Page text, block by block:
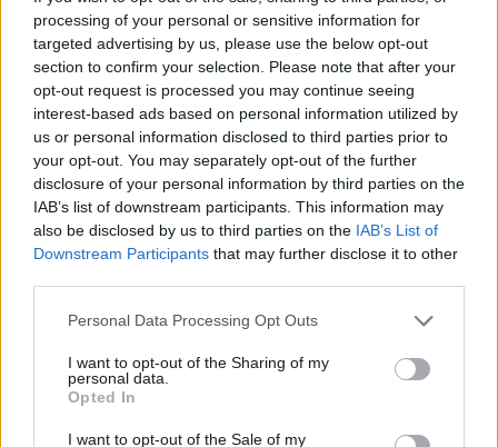
processing of your personal or sensitive information for
targeted advertising by us, please use the below opt-out
section to confirm your selection. Please note that after your
opt-out request is processed you may continue seeing
interest-based ads based on personal information utilized by
us or personal information disclosed to third parties prior to
your opt-out. You may separately opt-out of the further
disclosure of your personal information by third parties on the
IAB’s list of downstream participants. This information may
also be disclosed by us to third parties on the IAB’s List of
Downstream Participants that may further disclose it to other
Personal Data Processing Opt Outs
I want to opt-out of the Sharing of my
personal data.
Opted In
I want to opt-out of the Sale of my